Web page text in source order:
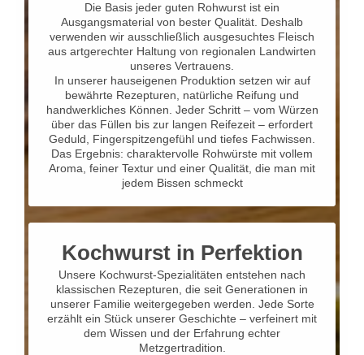
Die Basis jeder guten Rohwurst ist ein
Ausgangsmaterial von bester Qualität. Deshalb
verwenden wir ausschließlich ausgesuchtes Fleisch
aus artgerechter Haltung von regionalen Landwirten
unseres Vertrauens.
In unserer hauseigenen Produktion setzen wir auf
bewährte Rezepturen, natürliche Reifung und
handwerkliches Können. Jeder Schritt – vom Würzen
über das Füllen bis zur langen Reifezeit – erfordert
Geduld, Fingerspitzengefühl und tiefes Fachwissen.
Das Ergebnis: charaktervolle Rohwürste mit vollem
Aroma, feiner Textur und einer Qualität, die man mit
jedem Bissen schmeckt
Kochwurst in Perfektion
Unsere Kochwurst-Spezialitäten entstehen nach
klassischen Rezepturen, die seit Generationen in
unserer Familie weitergegeben werden. Jede Sorte
erzählt ein Stück unserer Geschichte – verfeinert mit
dem Wissen und der Erfahrung echter
Metzgertradition.